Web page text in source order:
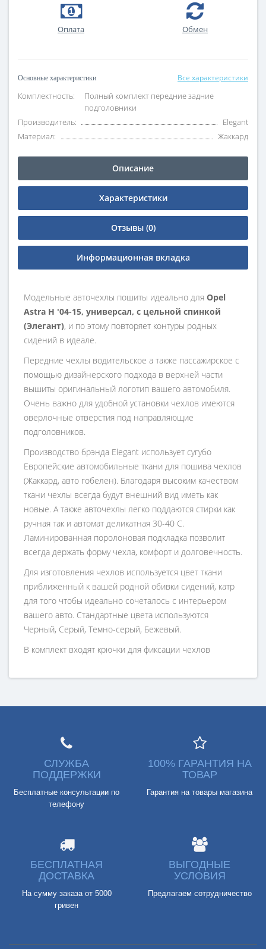
Оплата Обмен
Основные характеристики Все характеристики
Комплектность:
Полный комплект передние задние
подголовники
Производитель:
Elegant
Материал:
Жаккард
Описание
Характеристики
Отзывы (0)
Информационная вкладка
Модельные авточехлы пошиты идеально для Opel
Astra H '04-15, универсал, с цельной спинкой
(Элегант), и по этому повторяет контуры родных
сидений в идеале.
Передние чехлы водительское а также пассажирское с
помощью дизайнерского подхода в верхней части
вышиты оригинальный логотип вашего автомобиля.
Очень важно для удобной установки чехлов имеются
оверлочные отверстия под направляющие
подголовников.
Производство брэнда Elegant использует сугубо
Европейские автомобильные ткани для пошива чехлов
(Жаккард, авто гобелен). Благодаря высоким качеством
ткани чехлы всегда будут внешний вид иметь как
новые. А также авточехлы легко поддаются стирки как
ручная так и автомат деликатная 30-40 С.
Ламинированная поролоновая подкладка позволит
всегда держать форму чехла, комфорт и долговечность.
Для изготовления чехлов используется цвет ткани
приближенный к вашей родной обивки сидений, катр
для того чтобы идеально сочеталось с интерьером
вашего авто. Стандартные цвета используются
Черный, Серый, Темно-серый, Бежевый.
В комплект входят крючки для фиксации чехлов
СЛУЖБА
ПОДДЕРЖКИ
Бесплатные консультации по
телефону
100% ГАРАНТИЯ НА
ТОВАР
Гарантия на товары магазина
БЕСПЛАТНАЯ
ДОСТАВКА
На сумму заказа от 5000
гривен
ВЫГОДНЫЕ
УСЛОВИЯ
Предлагаем сотрудничество